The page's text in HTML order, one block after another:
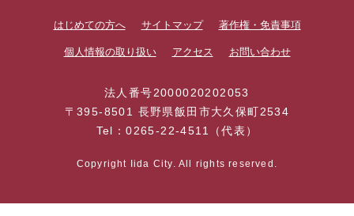
はじめての方へ サイトマップ 著作権・免責事項
個人情報の取り扱い アクセス お問い合わせ
法人番号2000020202053
〒395-8501 長野県飯田市大久保町2534
Tel：0265-22-4511（代表）
Copyright Iida City. All rights reserved.